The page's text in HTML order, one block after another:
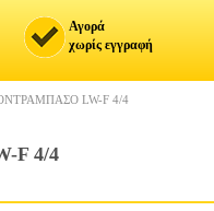
Αγορά
χωρίς εγγραφή
LW-F 4/4
F 4/4